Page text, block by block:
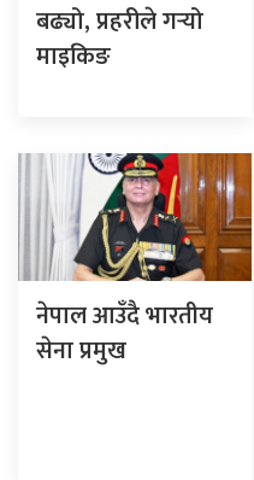
बढ्यो, प्रहरीले गर्‍यो
माइकिङ
नेपाल आउँदै भारतीय
सेना प्रमुख